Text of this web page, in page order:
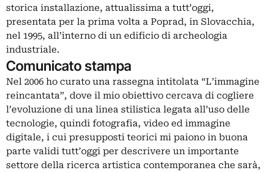
storica installazione, attualissima a tutt’oggi,
presentata per la prima volta a Poprad, in Slovacchia,
nel 1995, all’interno di un edificio di archeologia
industriale.
Comunicato stampa
Nel 2006 ho curato una rassegna intitolata “L’immagine
reincantata”, dove il mio obiettivo cercava di cogliere
l’evoluzione di una linea stilistica legata all’uso delle
tecnologie, quindi fotografia, video ed immagine
digitale, i cui presupposti teorici mi paiono in buona
parte validi tutt’oggi per descrivere un importante
settore della ricerca artistica contemporanea che sarà,